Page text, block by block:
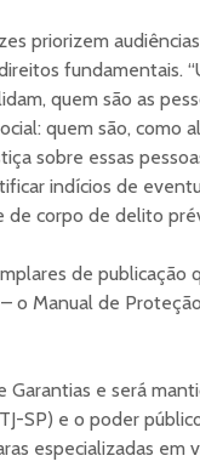
priorizem
fundamentais.
quem são as
quem são, como
sobre essas
indícios de
corpo de delito
de publicação
o Manual de
e será
SP) e o poder
especializadas em